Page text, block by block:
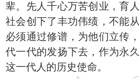
辈。先人千心万苦创业，育
社会创下了丰功伟绩，不能
必须通过修谱，为他们立传
代一代的发扬下去，作为永
这一代人的历史使命。